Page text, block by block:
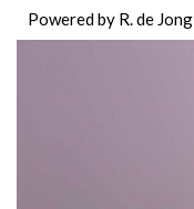
Powered by R. de